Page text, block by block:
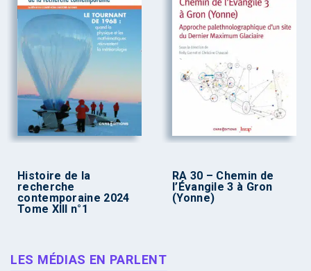
Histoire de la
recherche
contemporaine 2024
Tome XIII n°1
RA 30 – Chemin de
l’Évangile 3 à Gron
(Yonne)
LES MÉDIAS EN PARLENT